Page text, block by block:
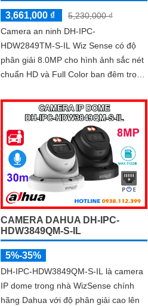
3,661,000 ₫
5,230,000 ₫
Camera an ninh DH-IPC-
HDW2849TM-S-IL Wiz Sense có độ
phân giải 8.0MP cho hình ảnh sắc nét
chuẩn HD và Full Color ban đêm trong
lưu trữ thẻ...
CAMERA DAHUA DH-IPC-
HDW3849QM-S-IL
5%-35%
DH-IPC-HDW3849QM-S-IL là camera
IP dome trong nhà WizSense chính
hãng Dahua với độ phân giải cao lên